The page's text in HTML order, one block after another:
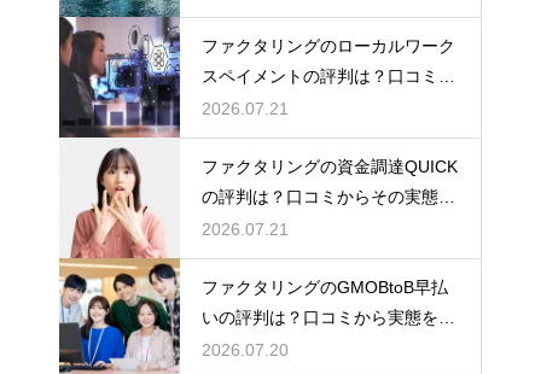
ファクタリングのローカルワーク
スペイメントの評判は？口コミで
実態を解説
2026.07.21
ファクタリングの資金調達QUICK
の評判は？口コミからその実態を
徹底解説
2026.07.21
ファクタリングのGMOBtoB早払
いの評判は？口コミから実態を徹
底解説
2026.07.20